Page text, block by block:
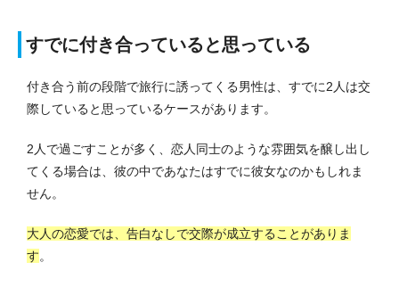
すでに付き合っていると思っている
付き合う前の段階で旅行に誘ってくる男性は、すでに2人は交
際していると思っているケースがあります。
2人で過ごすことが多く、恋人同士のような雰囲気を醸し出し
てくる場合は、彼の中であなたはすでに彼女なのかもしれま
せん。
大人の恋愛では、告白なしで交際が成立することがありま
す。